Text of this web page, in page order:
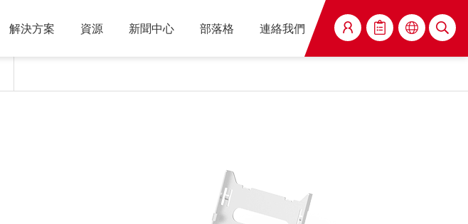
解決方案 資源 新聞中心 部落格 連絡我們 搜尋